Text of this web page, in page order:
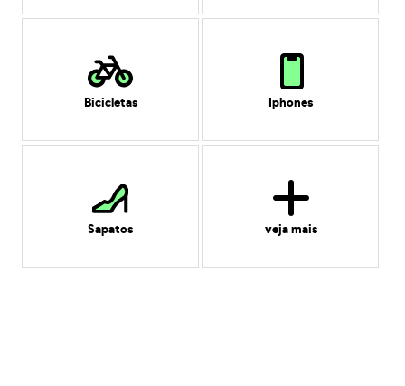
Bicicletas Iphones
Sapatos veja mais